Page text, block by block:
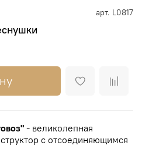
арт. L0817
- великолепная
с отсоединяющимся